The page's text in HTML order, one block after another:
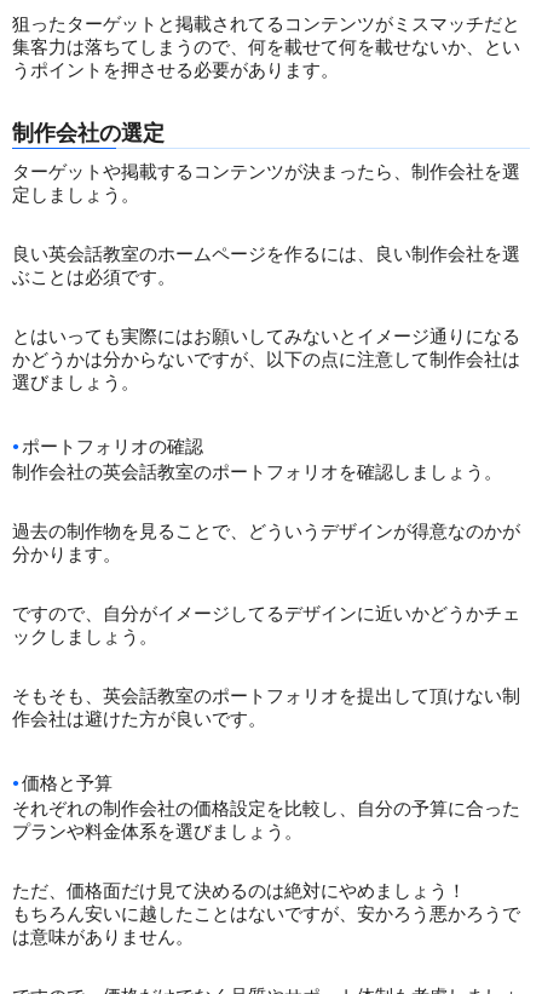
狙ったターゲットと掲載されてるコンテンツがミスマッチだと
集客力は落ちてしまうので、何を載せて何を載せないか、とい
うポイントを押させる必要があります。
制作会社の選定
ターゲットや掲載するコンテンツが決まったら、制作会社を選
定しましょう。
良い英会話教室のホームページを作るには、良い制作会社を選
ぶことは必須です。
とはいっても実際にはお願いしてみないとイメージ通りになる
かどうかは分からないですが、以下の点に注意して制作会社は
選びましょう。
ポートフォリオの確認
制作会社の英会話教室のポートフォリオを確認しましょう。
過去の制作物を見ることで、どういうデザインが得意なのかが
分かります。
ですので、自分がイメージしてるデザインに近いかどうかチェ
ックしましょう。
そもそも、英会話教室のポートフォリオを提出して頂けない制
作会社は避けた方が良いです。
価格と予算
それぞれの制作会社の価格設定を比較し、自分の予算に合った
プランや料金体系を選びましょう。
ただ、価格面だけ見て決めるのは絶対にやめましょう！
もちろん安いに越したことはないですが、安かろう悪かろうで
は意味がありません。